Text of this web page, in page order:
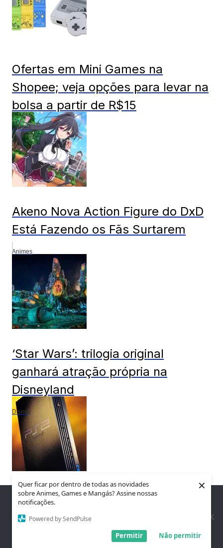
Quer ficar por dentro de todas as novidades
sobre Animes, Games e Mangás? Assine nossas
notificações.
Powered by SendPulse
Não permitir
Permitir
×
Ofertas em Mini Games na
Shopee; veja opções para levar na
bolsa a partir de R$15
Games
Akeno Nova Action Figure do DxD
Está Fazendo os Fãs Surtarem
Animes
‘Star Wars’: trilogia original
ganhará atração própria na
Disneyland
Disney
PlayStation 2 completa 25 anos
de existência
Nós utilizamos cookies para garantir que você tenha a melhor
experiência em nosso site. Se você continua a usar este site,
assumimos que você está satisfeito.
Entendi!